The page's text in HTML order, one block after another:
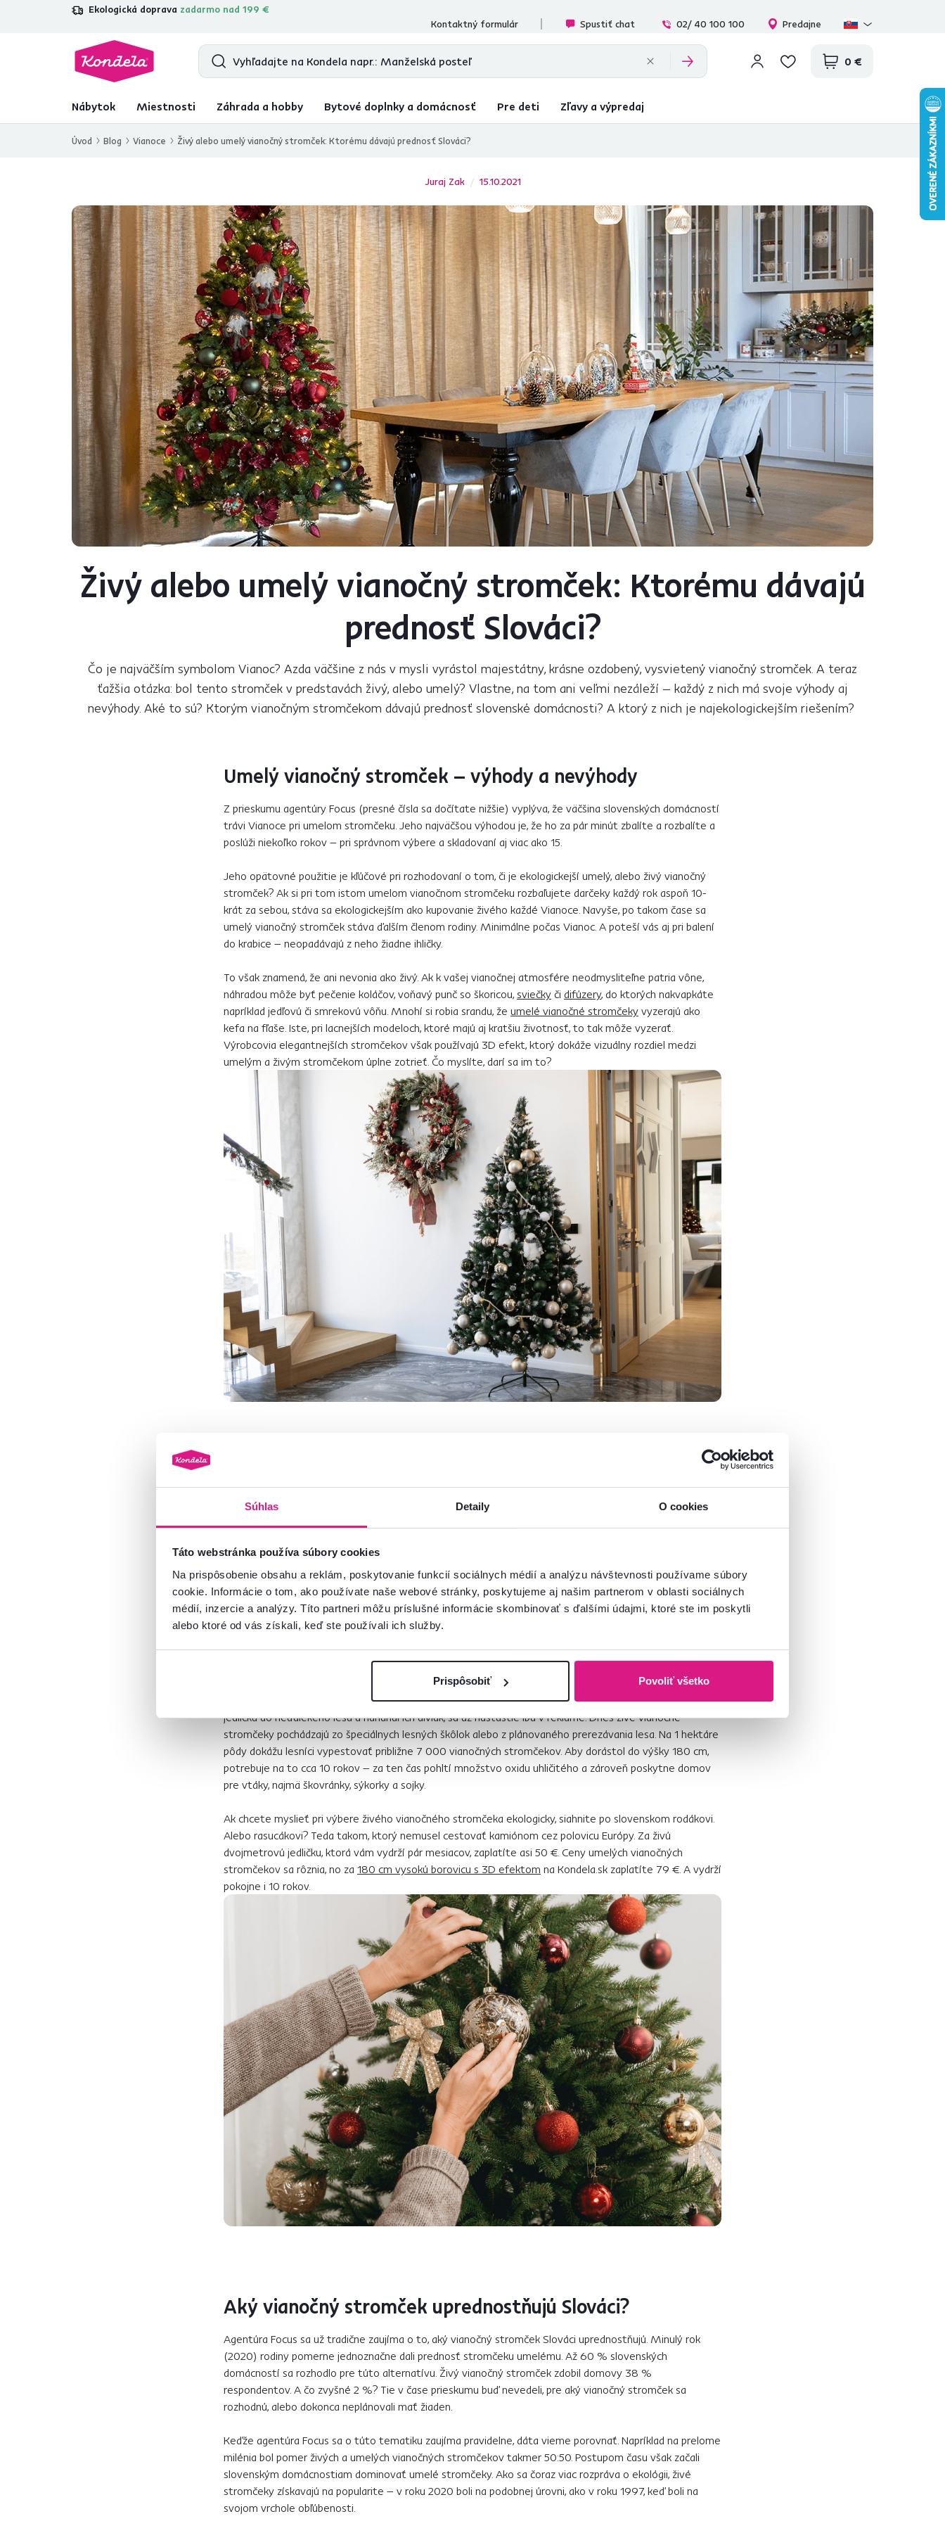
Súhlas Detaily O cookies
Táto webstránka používa súbory cookies
Na prispôsobenie obsahu a reklám, poskytovanie funkcií sociálnych médií a analýzu návštevnosti používame súbory
cookie. Informácie o tom, ako používate naše webové stránky, poskytujeme aj našim partnerom v oblasti sociálnych
médií, inzercie a analýzy. Títo partneri môžu príslušné informácie skombinovať s ďalšími údajmi, ktoré ste im poskytli
alebo ktoré od vás získali, keď ste používali ich služby.
Prispôsobiť Povoliť všetko
Ekologická doprava zadarmo nad 199 €
4,7 31 157overených produktových recenzií
Kontaktný formulár
Spustiť chat 02/ 40 100 100 Predajne
0 €
Nábytok Miestnosti Záhrada a hobby Bytové doplnky a domácnosť Pre deti Zľavy a výpredaj
Úvod Blog Vianoce Živý alebo umelý vianočný stromček: Ktorému dávajú prednosť Slováci?
Juraj Zak 15.10.2021
Živý alebo umelý vianočný stromček: Ktorému dávajú
prednosť Slováci?
Čo je najväčším symbolom Vianoc? Azda väčšine z nás v mysli vyrástol majestátny, krásne ozdobený, vysvietený vianočný stromček. A teraz
ťažšia otázka: bol tento stromček v predstavách živý, alebo umelý? Vlastne, na tom ani veľmi nezáleží – každý z nich má svoje výhody aj
nevýhody. Aké to sú? Ktorým vianočným stromčekom dávajú prednosť slovenské domácnosti? A ktorý z nich je najekologickejším riešením?
Umelý vianočný stromček – výhody a nevýhody
Z prieskumu agentúry Focus (presné čísla sa dočítate nižšie) vyplýva, že väčšina slovenských domácností
trávi Vianoce pri umelom stromčeku. Jeho najväčšou výhodou je, že ho za pár minút zbalíte a rozbalíte a
poslúži niekoľko rokov – pri správnom výbere a skladovaní aj viac ako 15.
Jeho opätovné použitie je kľúčové pri rozhodovaní o tom, či je ekologickejší umelý, alebo živý vianočný
stromček? Ak si pri tom istom umelom vianočnom stromčeku rozbaľujete darčeky každý rok aspoň 10-
krát za sebou, stáva sa ekologickejším ako kupovanie živého každé Vianoce. Navyše, po takom čase sa
umelý vianočný stromček stáva ďalším členom rodiny. Minimálne počas Vianoc. A poteší vás aj pri balení
do krabice – neopadávajú z neho žiadne ihličky.
To však znamená, že ani nevonia ako živý. Ak k vašej vianočnej atmosfére neodmysliteľne patria vône,
náhradou môže byť pečenie koláčov, voňavý punč so škoricou, sviečky či difúzery, do ktorých nakvapkáte
napríklad jedľovú či smrekovú vôňu. Mnohí si robia srandu, že umelé vianočné stromčeky vyzerajú ako
kefa na fľaše. Iste, pri lacnejších modeloch, ktoré majú aj kratšiu životnosť, to tak môže vyzerať.
Výrobcovia elegantnejších stromčekov však používajú 3D efekt, ktorý dokáže vizuálny rozdiel medzi
umelým a živým stromčekom úplne zotrieť. Čo myslíte, darí sa im to?
Živý vianočný stromček – výhody a nevýhody
Živý vianočný stromček má v slovenských domácnostiach dlhú tradíciu – jeho vôňa a vzhľad ho k tomu
predurčujú. Nie vždy však stál v stojane, v minulosti kvôli nedostatku miesta v domácnostiach zvykol
visieť zo stropu. A keď sa naň pozrieme z ekologickej stránky?
Pri výrobe jedného, asi dva metre vysokého umelého stromčeka sa vyprodukuje 40 kg skleníkových
plynov: 2/3 z toho sa vyprodukujú pri výrobe ropy, ktorá je základnou surovinou pre plast, asi ¼ z tejto
hmotnosti sa vyprodukuje pri samotnej výrobe stromčeka. Naopak, živý vianočný stromček so sebou
nesie uhlíkovú stopu 16 kg – ak sa ho rozhodneme vyhodiť do koša. Ak ho spálime, sú to 4 kg
skleníkových plynov. A keď ho dáme do drvičky konárov a použijeme v záhrade ako mulčovaciu kôru,
A čo pôvod živých vianočných stromčekov? Časy, keď každá druhá rodina išla vypíliť borovicu alebo
jedličku do neďalekého lesa a naháňal ich diviak, sú už našťastie iba v reklame. Dnes živé vianočné
stromčeky pochádzajú zo špeciálnych lesných škôlok alebo z plánovaného prerezávania lesa. Na 1 hektáre
pôdy dokážu lesníci vypestovať približne 7 000 vianočných stromčekov. Aby dorástol do výšky 180 cm,
potrebuje na to cca 10 rokov – za ten čas pohltí množstvo oxidu uhličitého a zároveň poskytne domov
pre vtáky, najmä škovránky, sýkorky a sojky.
Ak chcete myslieť pri výbere živého vianočného stromčeka ekologicky, siahnite po slovenskom rodákovi.
Alebo rasucákovi? Teda takom, ktorý nemusel cestovať kamiónom cez polovicu Európy. Za živú
dvojmetrovú jedličku, ktorá vám vydrží pár mesiacov, zaplatíte asi 50 €. Ceny umelých vianočných
stromčekov sa rôznia, no za 180 cm vysokú borovicu s 3D efektom na Kondela.sk zaplatíte 79 €. A vydrží
pokojne i 10 rokov.
Aký vianočný stromček uprednostňujú Slováci?
Agentúra Focus sa už tradične zaujíma o to, aký vianočný stromček Slováci uprednostňujú. Minulý rok
(2020) rodiny pomerne jednoznačne dali prednosť stromčeku umelému. Až 60 % slovenských
domácností sa rozhodlo pre túto alternatívu. Živý vianočný stromček zdobil domovy 38 %
respondentov. A čo zvyšné 2 %? Tie v čase prieskumu buď nevedeli, pre aký vianočný stromček sa
rozhodnú, alebo dokonca neplánovali mať žiaden.
Keďže agentúra Focus sa o túto tematiku zaujíma pravidelne, dáta vieme porovnať. Napríklad na prelome
milénia bol pomer živých a umelých vianočných stromčekov takmer 50:50. Postupom času však začali
slovenským domácnostiam dominovať umelé stromčeky. Ako sa čoraz viac rozpráva o ekológii, živé
stromčeky získavajú na popularite – v roku 2020 boli na podobnej úrovni, ako v roku 1997, keď boli na
svojom vrchole obľúbenosti.